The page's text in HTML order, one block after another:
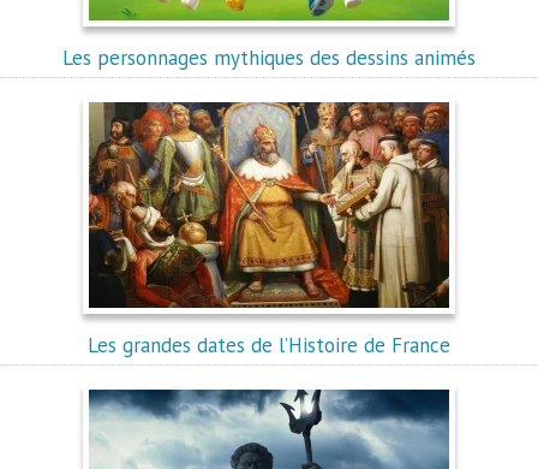
Les personnages mythiques des dessins animés
Les grandes dates de l’Histoire de France